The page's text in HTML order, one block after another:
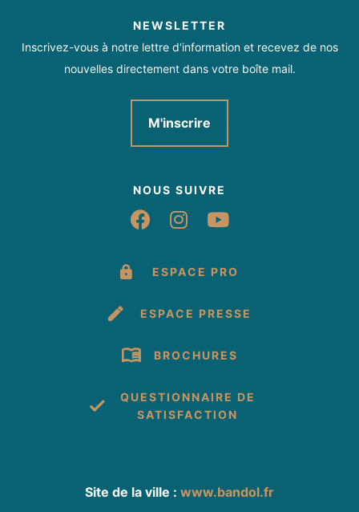
NEWSLETTER
Inscrivez-vous à notre lettre d'information et recevez de nos
nouvelles directement dans votre boîte mail.
M'inscrire
NOUS SUIVRE
Suivez-nous sur
Suivez-nous sur
Suivez-nous
ESPACE PRO
ESPACE PRESSE
BROCHURES
QUESTIONNAIRE DE
SATISFACTION
Site de la ville : www.bandol.fr